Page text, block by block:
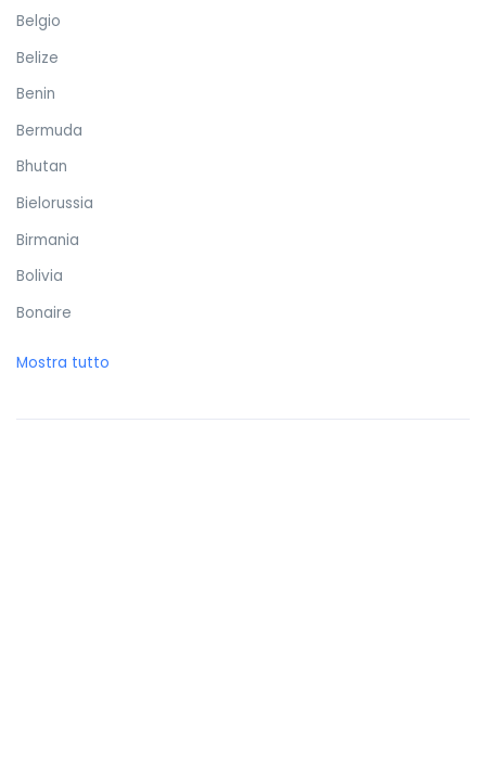
Belgio
Belize
Benin
Bermuda
Bhutan
Bielorussia
Birmania
Bolivia
Bonaire
Brasile
Mostra tutto